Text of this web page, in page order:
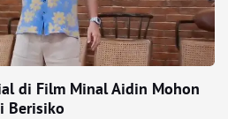
di Film Minal Aidin Mohon
Berisiko